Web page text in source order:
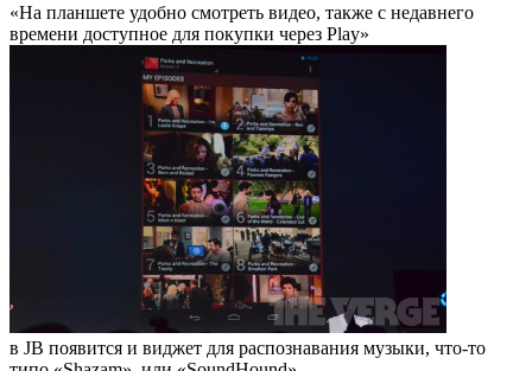
«На планшете удобно смотреть видео, также с недавнего
времени доступное для покупки через Play»
в JB появится и виджет для распознавания музыки, что-то